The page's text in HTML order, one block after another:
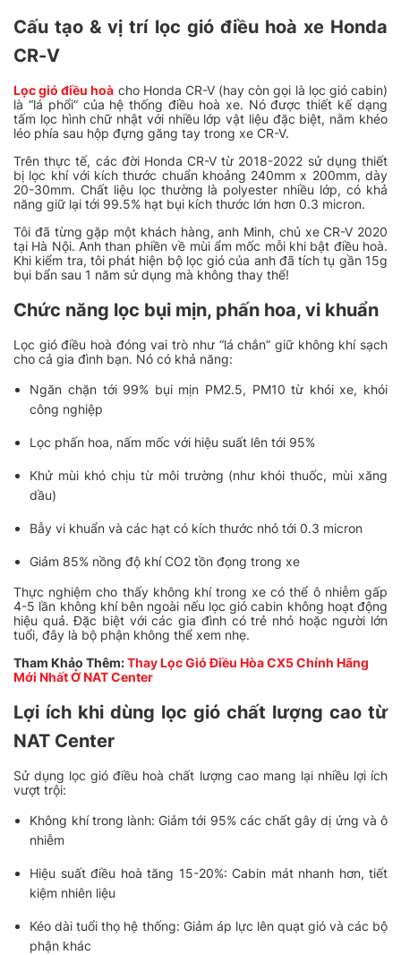
Cấu tạo & vị trí lọc gió điều hoà xe Honda
CR-V
Lọc gió điều hoà cho Honda CR-V (hay còn gọi là lọc gió cabin)
là “lá phổi” của hệ thống điều hoà xe. Nó được thiết kế dạng
tấm lọc hình chữ nhật với nhiều lớp vật liệu đặc biệt, nằm khéo
léo phía sau hộp đựng găng tay trong xe CR-V.
Trên thực tế, các đời Honda CR-V từ 2018-2022 sử dụng thiết
bị lọc khí với kích thước chuẩn khoảng 240mm x 200mm, dày
20-30mm. Chất liệu lọc thường là polyester nhiều lớp, có khả
năng giữ lại tới 99.5% hạt bụi kích thước lớn hơn 0.3 micron.
Tôi đã từng gặp một khách hàng, anh Minh, chủ xe CR-V 2020
tại Hà Nội. Anh than phiền về mùi ẩm mốc mỗi khi bật điều hoà.
Khi kiểm tra, tôi phát hiện bộ lọc gió của anh đã tích tụ gần 15g
bụi bẩn sau 1 năm sử dụng mà không thay thế!
Chức năng lọc bụi mịn, phấn hoa, vi khuẩn
Lọc gió điều hoà đóng vai trò như “lá chắn” giữ không khí sạch
cho cả gia đình bạn. Nó có khả năng:
Ngăn chặn tới 99% bụi mịn PM2.5, PM10 từ khói xe, khói
công nghiệp
Lọc phấn hoa, nấm mốc với hiệu suất lên tới 95%
Khử mùi khó chịu từ môi trường (như khói thuốc, mùi xăng
dầu)
Bẫy vi khuẩn và các hạt có kích thước nhỏ tới 0.3 micron
Giảm 85% nồng độ khí CO2 tồn đọng trong xe
Thực nghiệm cho thấy không khí trong xe có thể ô nhiễm gấp
4-5 lần không khí bên ngoài nếu lọc gió cabin không hoạt động
hiệu quả. Đặc biệt với các gia đình có trẻ nhỏ hoặc người lớn
tuổi, đây là bộ phận không thể xem nhẹ.
Tham Khảo Thêm:Thay Lọc Gió Điều Hòa CX5 Chính Hãng
Mới Nhất Ở NAT Center
Lợi ích khi dùng lọc gió chất lượng cao từ
NAT Center
Sử dụng lọc gió điều hoà chất lượng cao mang lại nhiều lợi ích
vượt trội:
Không khí trong lành: Giảm tới 95% các chất gây dị ứng và ô
nhiễm
Hiệu suất điều hoà tăng 15-20%: Cabin mát nhanh hơn, tiết
kiệm nhiên liệu
Kéo dài tuổi thọ hệ thống: Giảm áp lực lên quạt gió và các bộ
phận khác